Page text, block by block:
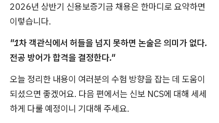
2026년 상반기 신용보증기금 채용은 한마디로 요약하면
이렇습니다.
"1차 객관식에서 허들을 넘지 못하면 논술은 의미가 없다.
전공 방어가 합격을 결정한다."
오늘 정리한 내용이 여러분의 수험 방향을 잡는 데 도움이
되셨으면 좋겠어요. 다음 편에서는 신보 NCS에 대해 세세
하게 다룰 예정이니 기대해 주세요.